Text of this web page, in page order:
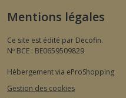
Mentions légales
Ce site est édité par Decofin.
Nº BCE : BE0659509829
Hébergement via eProShopping
Gestion des cookies